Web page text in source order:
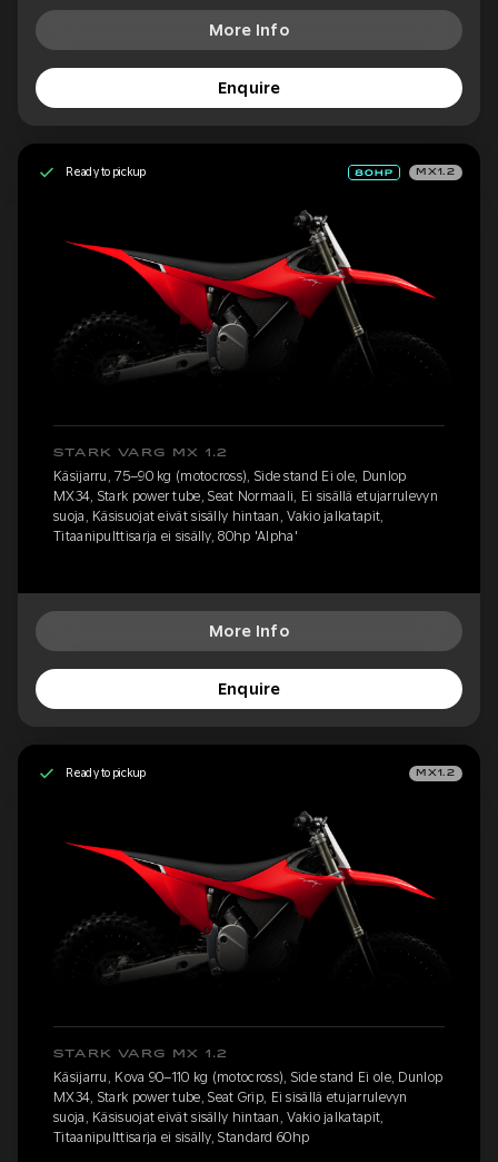
More Info
Enquire
Ready to pickup MX1.2
STARK VARG MX 1.2
Käsijarru, 75–90 kg (motocross), Side stand Ei ole, Dunlop
MX34, Stark power tube, Seat Normaali, Ei sisällä etujarrulevyn
suoja, Käsisuojat eivät sisälly hintaan, Vakio jalkatapit,
Titaanipulttisarja ei sisälly, 80hp 'Alpha'
More Info
Enquire
Ready to pickup MX1.2
STARK VARG MX 1.2
Käsijarru, Kova 90–110 kg (motocross), Side stand Ei ole, Dunlop
MX34, Stark power tube, Seat Grip, Ei sisällä etujarrulevyn
suoja, Käsisuojat eivät sisälly hintaan, Vakio jalkatapit,
Titaanipulttisarja ei sisälly, Standard 60hp